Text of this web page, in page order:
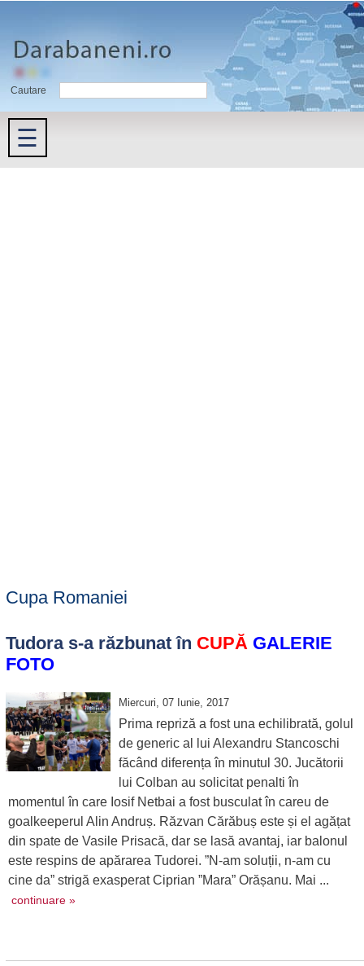
Cautare
☰
Cupa Romaniei
Tudora s-a răzbunat în CUPĂGALERIE
FOTO
Miercuri, 07 Iunie, 2017
Prima repriză a fost una echilibrată, golul
de generic al lui Alexandru Stancoschi
făcând diferența în minutul 30. Jucătorii
lui Colban au solicitat penalti în
momentul în care Iosif Netbai a fost busculat în careu de
goalkeeperul Alin Andruș. Răzvan Cărăbuș este și el agățat
din spate de Vasile Prisacă, dar se lasă avantaj, iar balonul
este respins de apărarea Tudorei. ”N-am soluții, n-am cu
cine da” strigă exasperat Ciprian ”Mara” Orășanu. Mai ...
continuare »